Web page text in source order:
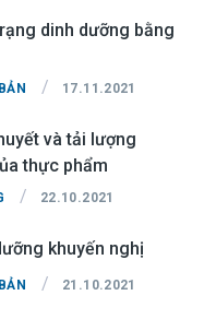
dinh dưỡng bằng
/ 17.11.2021
và tải lượng
thực phẩm
/ 22.10.2021
khuyến nghị
/ 21.10.2021